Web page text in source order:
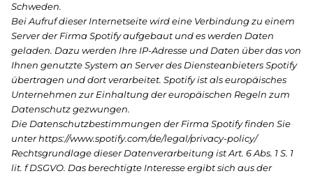
Schweden.
Bei Aufruf dieser Internetseite wird eine Verbindung zu einem
Server der Firma Spotify aufgebaut und es werden Daten
geladen. Dazu werden Ihre IP-Adresse und Daten über das von
Ihnen genutzte System an Server des Diensteanbieters Spotify
übertragen und dort verarbeitet. Spotify ist als europäisches
Unternehmen zur Einhaltung der europäischen Regeln zum
Datenschutz gezwungen.
Die Datenschutzbestimmungen der Firma Spotify finden Sie
unter https://www.spotify.com/de/legal/privacy-policy/
Rechtsgrundlage dieser Datenverarbeitung ist Art. 6 Abs. 1 S. 1
lit. f DSGVO. Das berechtigte Interesse ergibt sich aus der